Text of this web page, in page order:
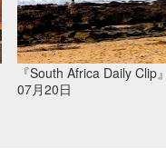
『South Africa Daily Clip
07月20日